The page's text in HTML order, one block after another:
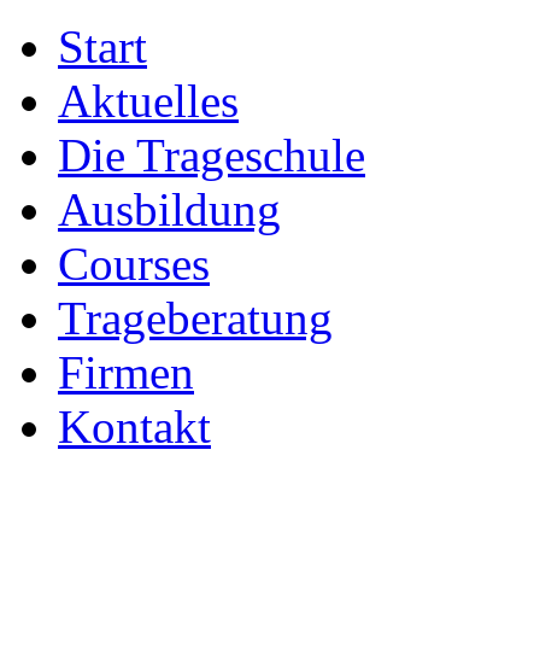
Start
Aktuelles
Die Trageschule
Ausbildung
Courses
Trageberatung
Firmen
Kontakt